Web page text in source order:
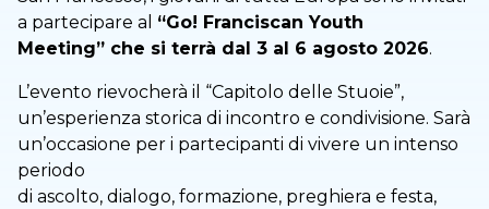
a partecipare al “Go! Franciscan Youth
Meeting” che si terrà dal 3 al 6 agosto 2026.
L’evento rievocherà il “Capitolo delle Stuoie”,
un’esperienza storica di incontro e condivisione. Sarà
un’occasione per i partecipanti di vivere un intenso
periodo
di ascolto, dialogo, formazione, preghiera e festa,